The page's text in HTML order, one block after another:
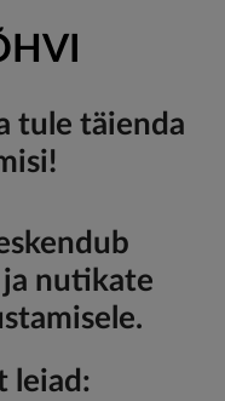
tule täienda
nutikate
leiad: